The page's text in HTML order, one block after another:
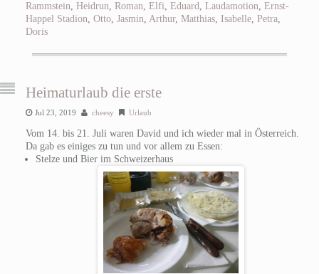
Rammstein, Heidrun, Roman, Elfi, Eduard, Laudamotion, Ernst-
Happel Stadion, Otto, Jasmin, Arthur, Matthias, Isabelle, Petra,
Doris
Heimaturlaub die erste
Jul 23, 2019 cheesy Urlaub
Vom 14. bis 21. Juli waren David und ich wieder mal in Österreich.
Da gab es einiges zu tun und vor allem zu Essen:
Stelze und Bier im Schweizerhaus